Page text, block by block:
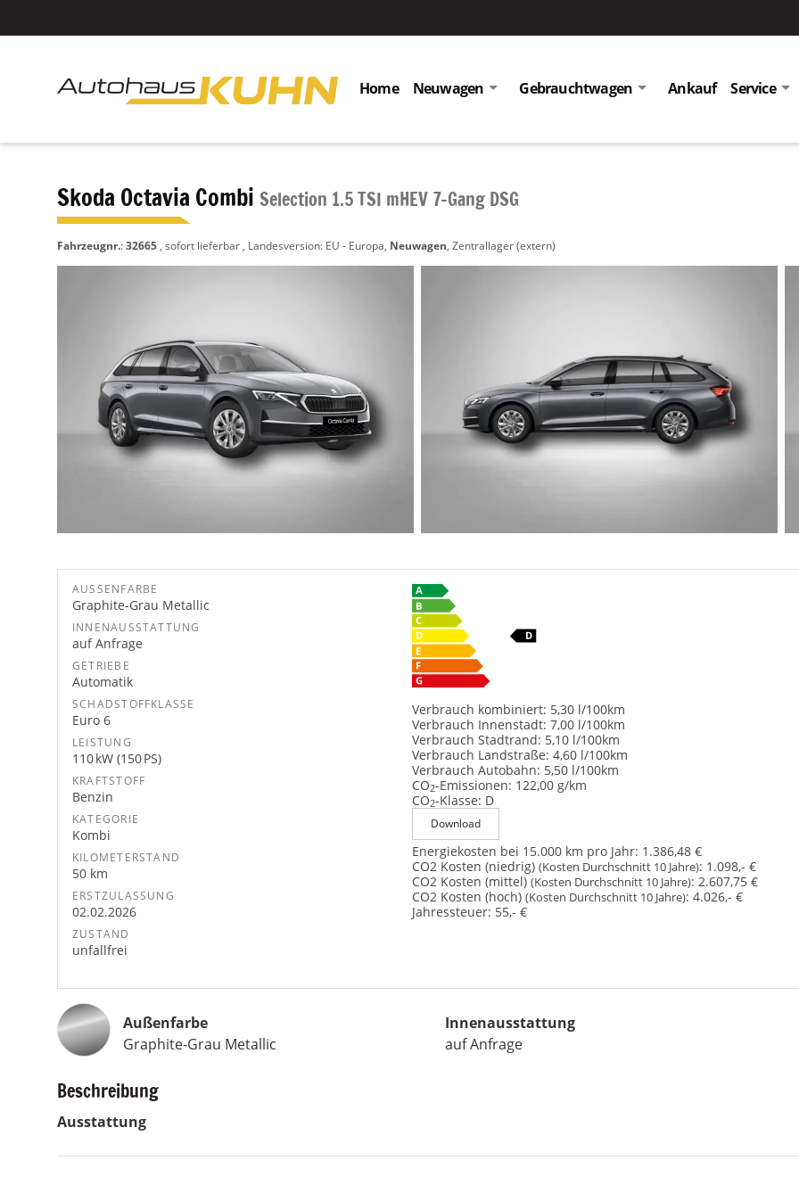
Home Neuwagen Gebrauchtwagen Ankauf Service
Skoda Octavia Combi Selection 1.5 TSI mHEV 7-Gang DSG
Fahrzeugnr.:32665 , sofort lieferbar , Landesversion: EU - Europa, Neuwagen, Zentrallager (extern)
AUSSENFARBE
Graphite-Grau Metallic
INNENAUSSTATTUNG
auf Anfrage
GETRIEBE
Automatik
SCHADSTOFFKLASSE
Euro 6
LEISTUNG
110 kW (150 PS)
KRAFTSTOFF
Benzin
KATEGORIE
Kombi
KILOMETERSTAND
50 km
ERSTZULASSUNG
02.02.2026
ZUSTAND
unfallfrei
Verbrauch kombiniert: 5,30 l/100km
Verbrauch Innenstadt: 7,00 l/100km
Verbrauch Stadtrand: 5,10 l/100km
Verbrauch Landstraße: 4,60 l/100km
Verbrauch Autobahn: 5,50 l/100km
CO2-Emissionen: 122,00 g/km
CO2-Klasse: D
Download
Energiekosten bei 15.000 km pro Jahr: 1.386,48 €
CO2 Kosten (niedrig) (Kosten Durchschnitt 10 Jahre): 1.098,- €
CO2 Kosten (mittel) (Kosten Durchschnitt 10 Jahre): 2.607,75 €
CO2 Kosten (hoch) (Kosten Durchschnitt 10 Jahre): 4.026,- €
Jahressteuer: 55,- €
Außenfarbe
Graphite-Grau Metallic
Innenausstattung
auf Anfrage
Beschreibung
Ausstattung